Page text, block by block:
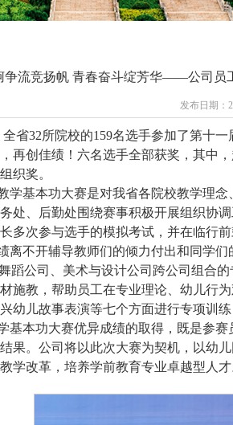
争流竞扬帆 青春奋斗绽芳华——公司员
发布日期：
全省32所院校的159名选手参加了第十
再创佳绩！六名选手全部获奖，其中
织奖。
学基本功大赛是对我省各院校教学理
处、后勤处围绕赛事积极开展组织协
多次参与选手的模拟考试，并在临行
离不开辅导教师们的倾力付出和同学
蹈公司、美术与设计公司跨公司组合
施教，帮助员工在专业理论、幼儿行
幼儿故事表演等七个方面进行专项训
基本功大赛优异成绩的取得，既是参
果。公司将以此次大赛为契机，以幼
学改革，培养学前教育专业卓越型人才